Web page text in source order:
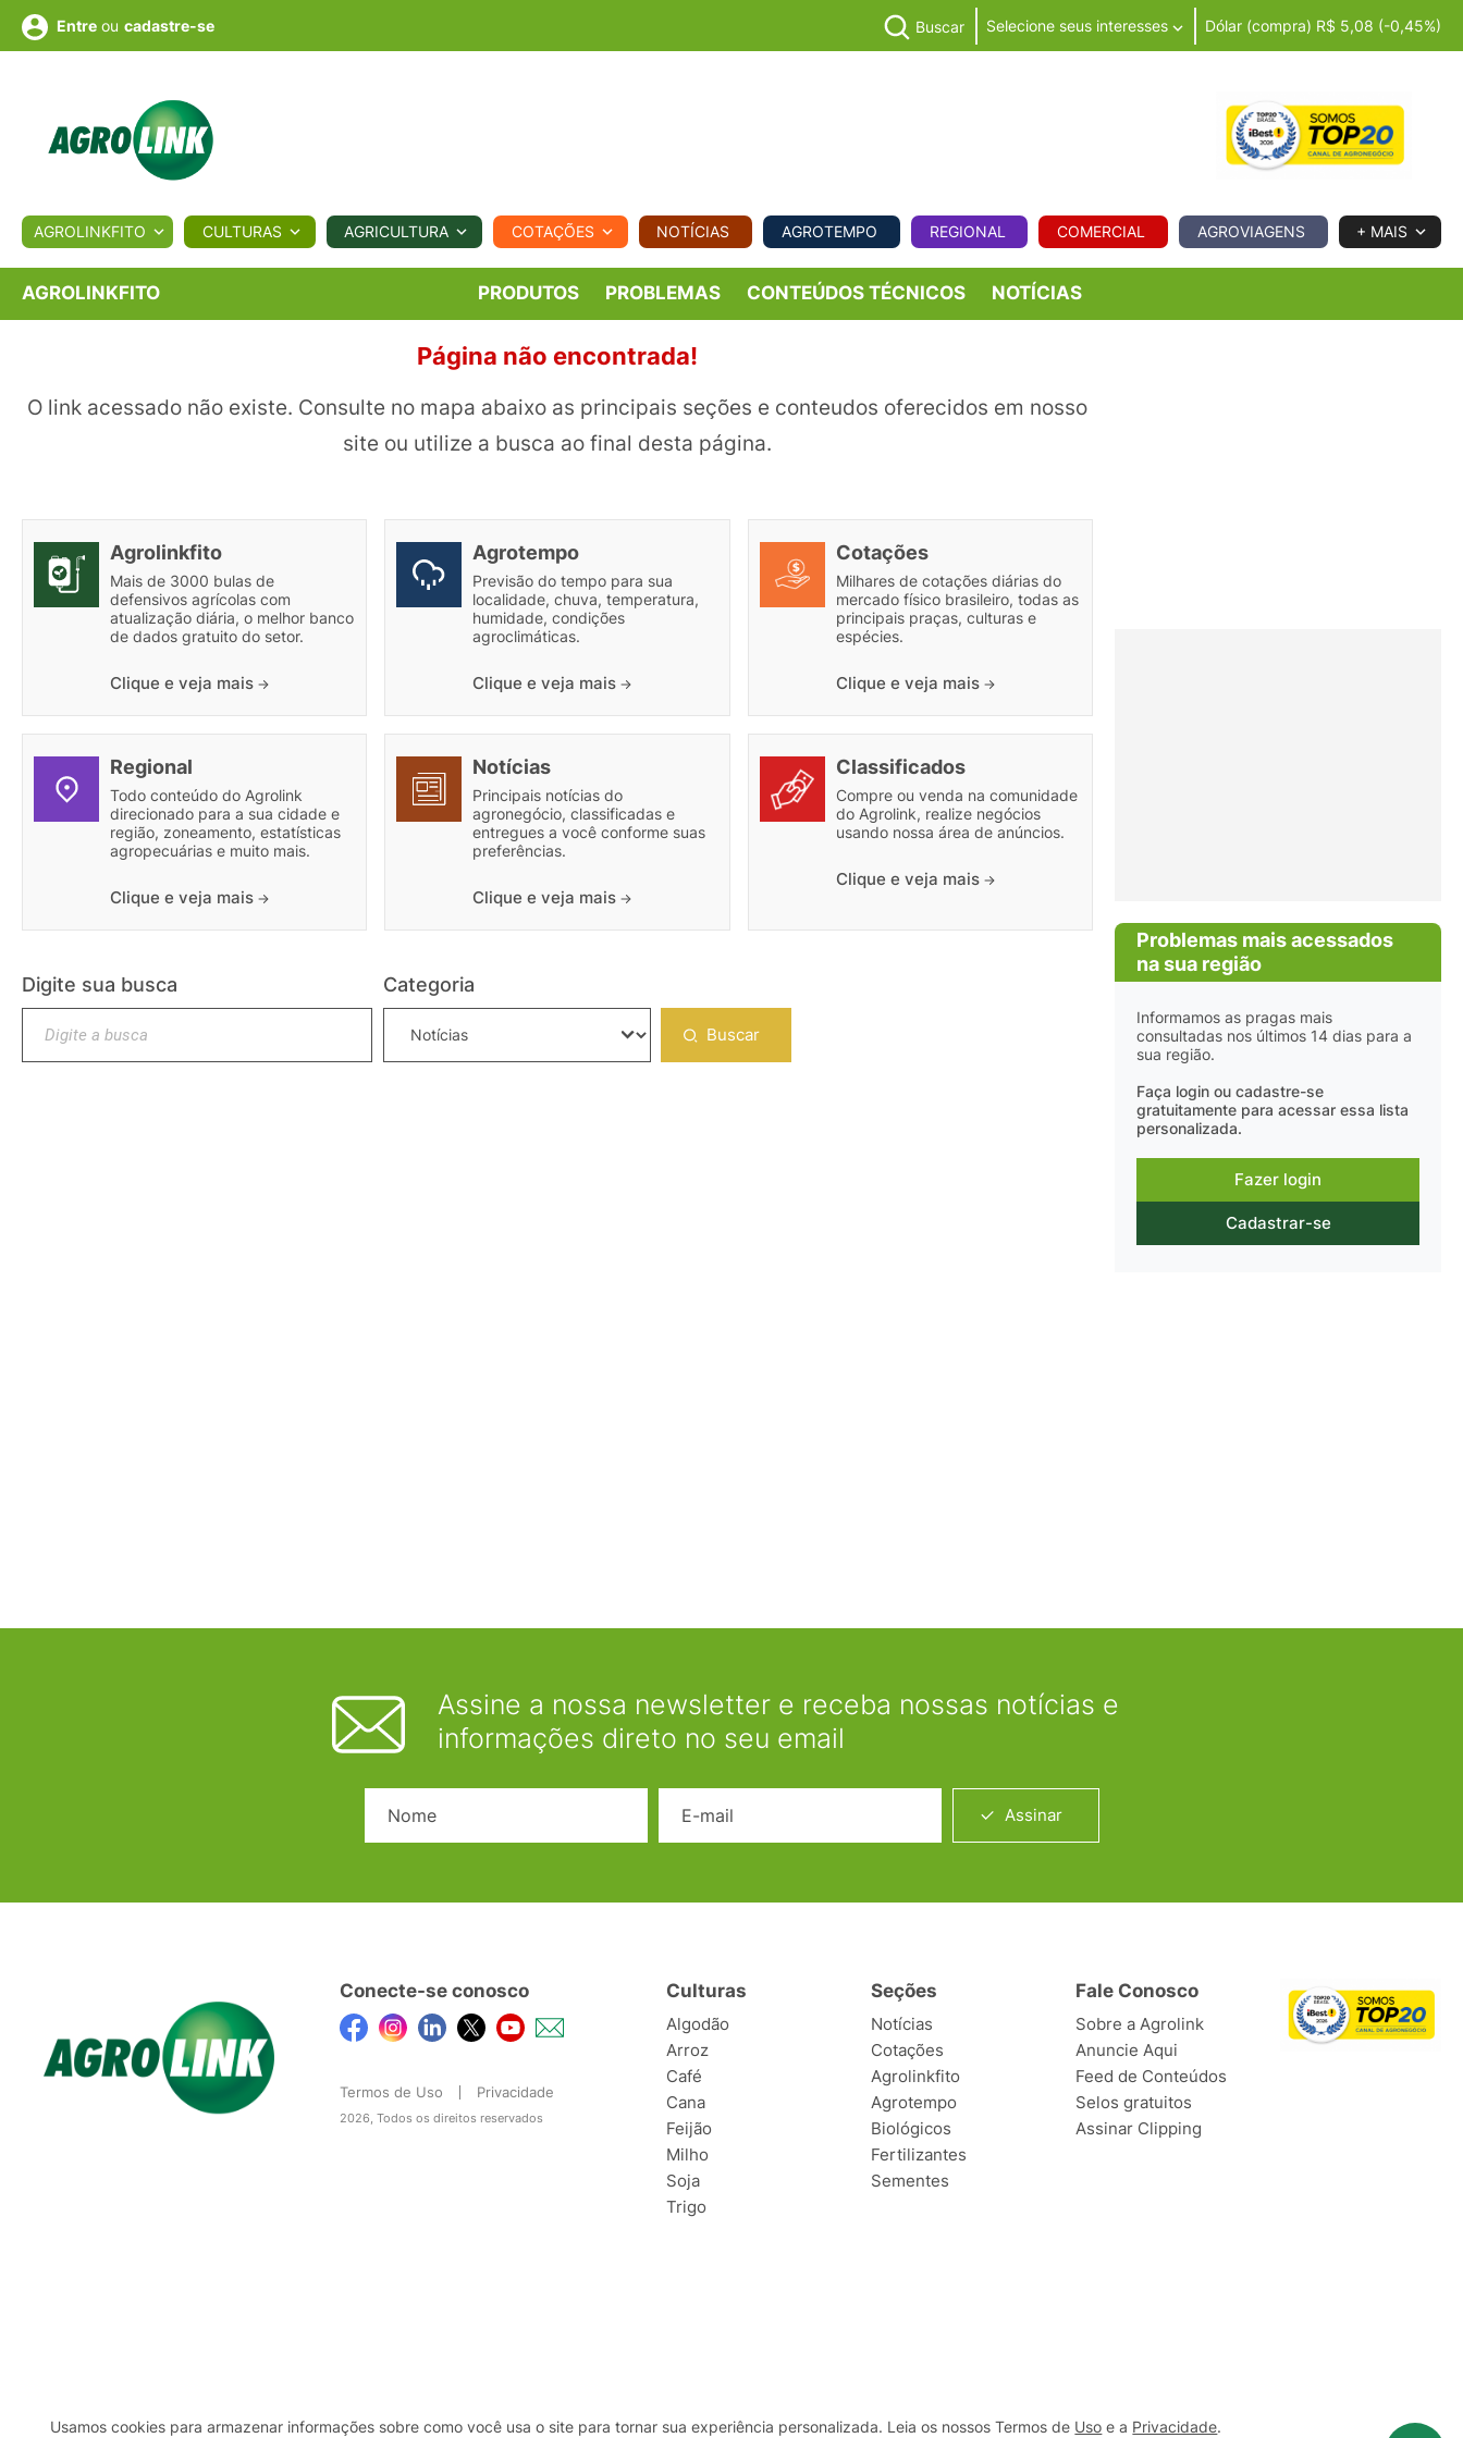
BIOLÓGICOS COTAÇÕES NOTÍCIAS AGROTEMPO REGIONAL COMERCIAL AGROVIAGENS PECUÁRIA
Entre ou cadastre-se Buscar Selecione seus interesses Dólar (compra) R$ 5,08 (-0,45%)
AGROLINKFITO CULTURAS AGRICULTURA COTAÇÕES NOTÍCIAS AGROTEMPO REGIONAL COMERCIAL AGROVIAGENS + MAIS
AGROLINKFITO PRODUTOS PROBLEMAS CONTEÚDOS TÉCNICOS NOTÍCIAS
Página não encontrada!
O link acessado não existe. Consulte no mapa abaixo as principais seções e conteudos oferecidos em nosso
site ou utilize a busca ao final desta página.
Agrolinkfito
Mais de 3000 bulas de
defensivos agrícolas com
atualização diária, o melhor banco
de dados gratuito do setor.
Clique e veja mais
Agrotempo
Previsão do tempo para sua
localidade, chuva, temperatura,
humidade, condições
agroclimáticas.
Clique e veja mais
Cotações
Milhares de cotações diárias do
mercado físico brasileiro, todas as
principais praças, culturas e
espécies.
Clique e veja mais
Regional
Todo conteúdo do Agrolink
direcionado para a sua cidade e
região, zoneamento, estatísticas
agropecuárias e muito mais.
Clique e veja mais
Notícias
Principais notícias do
agronegócio, classificadas e
entregues a você conforme suas
preferências.
Clique e veja mais
Classificados
Compre ou venda na comunidade
do Agrolink, realize negócios
usando nossa área de anúncios.
Clique e veja mais
Digite sua busca Categoria
Buscar
Problemas mais acessados
na sua região
Informamos as pragas mais
consultadas nos últimos 14 dias para a
sua região.
Faça login ou cadastre-se
gratuitamente para acessar essa lista
personalizada.
Fazer login
Cadastrar-se
Assine a nossa newsletter e receba nossas notícias e
informações direto no seu email
Assinar
Conecte-se conosco
Termos de Uso Privacidade
2026, Todos os direitos reservados
Culturas
Algodão
Arroz
Café
Cana
Feijão
Milho
Soja
Trigo
Seções
Notícias
Cotações
Agrolinkfito
Agrotempo
Biológicos
Fertilizantes
Sementes
Fale Conosco
Sobre a Agrolink
Anuncie Aqui
Feed de Conteúdos
Selos gratuitos
Assinar Clipping
Usamos cookies para armazenar informações sobre como você usa o site para tornar sua experiência personalizada. Leia os nossos Termos de Uso e a Privacidade.